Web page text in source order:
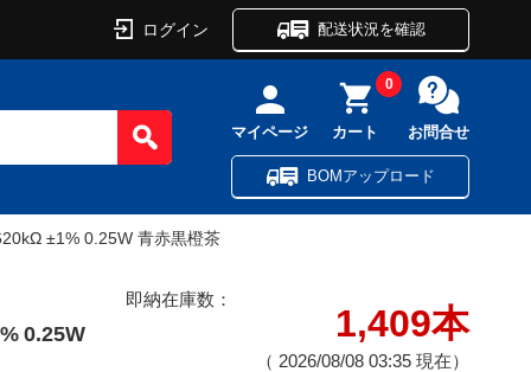
ログイン 配送状況を確認
マイページ カート
0
お問合せ
BOMアップロード
±1% 0.25W 青赤黒橙茶
0.25W
即納在庫数：
1,409本
（ 2026/08/08 03:35 現在）